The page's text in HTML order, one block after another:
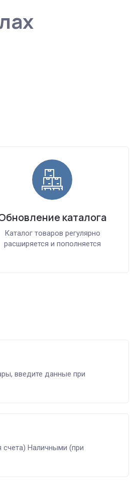
каталога
Каталог товаров регулярно
расширяется и пополняется
введите данные при
счета) Наличными (при